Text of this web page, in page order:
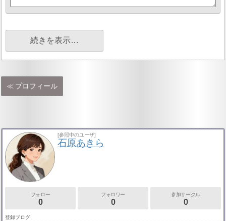
続きを表示…
プロフィール
[参照中のユーザ]
石原あきら
フォロー
0
フォロワー
0
参加サークル
0
登録ブログ